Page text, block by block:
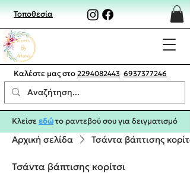
Τοποθεσία
Καλέστε μας στο 2294082443 6937377246
Κλείσεεδώτο ραντεβού σου για δειγματισμό
Αρχική σελίδα Τσάντα βάπτισης
Τσάντα βάπτισης κορίτσι